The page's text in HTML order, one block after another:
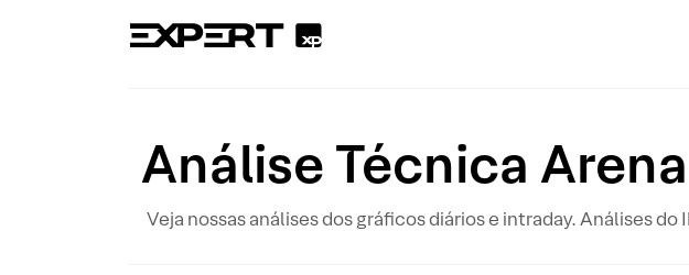
Análise Técnica
Veja nossas análises dos gráficos diários e intraday. Análises